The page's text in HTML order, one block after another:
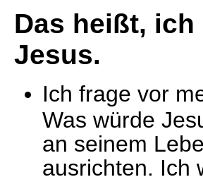
Das heißt,
Jesus.
Ich frage vor
Was würde
an seinem
ausrichten. Ich